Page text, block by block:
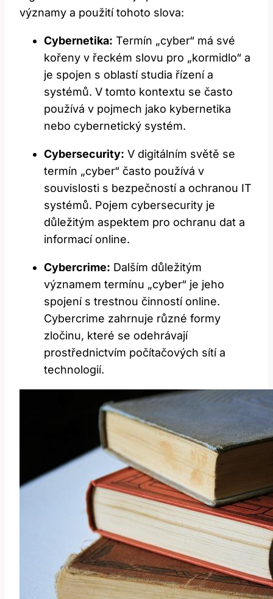
významy a ‌použití tohoto ​slova:
Cybernetika: Termín „cyber“ má své
kořeny v řeckém slovu pro „kormidlo“⁤ a
je spojen s oblastí studia řízení a
systémů. V⁤ tomto kontextu se často
používá v pojmech jako kybernetika
nebo cybernetický systém.
Cybersecurity: V digitálním světě se
termín „cyber“ často používá v
souvislosti s bezpečností a ochranou IT
systémů. Pojem cybersecurity je
důležitým aspektem pro ochranu dat a
informací online.
Cybercrime: Dalším důležitým
významem termínu „cyber“ je jeho
spojení⁢ s trestnou činností ⁣online.
Cybercrime zahrnuje​ různé formy
zločinu, které se odehrávají
prostřednictvím počítačových sítí a
technologií.